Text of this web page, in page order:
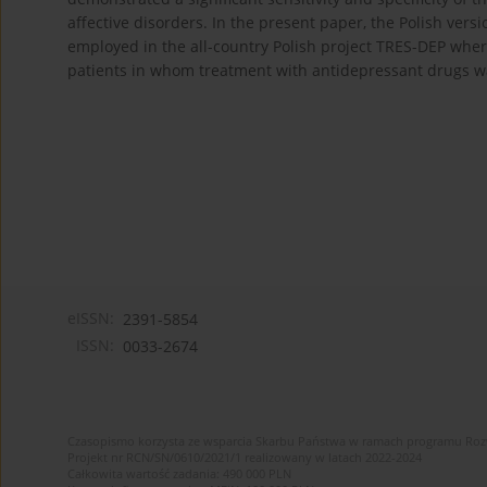
affective disorders. In the present paper, the Polish
employed in the all-country Polish project TRES-DEP
patients in whom treatment with antidepressant drugs
2391-5854
0033-2674